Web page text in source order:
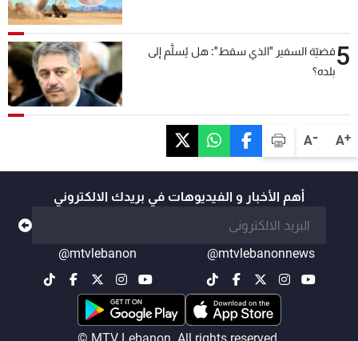
A+
A-
5قضيّة السفير "الذي سقط": هل يُسلَّم إلى
بلده؟
أهم الأخبار و الفيديوهات في بريدك الالكتروني
@mtvlebanonnews
@mtvlebanon